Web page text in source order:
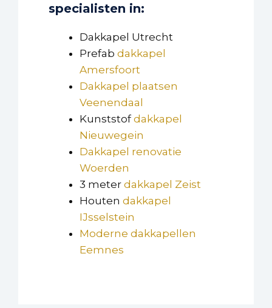
specialisten in:
Dakkapel Utrecht
Prefab dakkapel
Amersfoort
Dakkapel plaatsen
Veenendaal
Kunststofdakkapel
Nieuwegein
Dakkapel renovatie
Woerden
3 meter dakkapel Zeist
Houten dakkapel
IJsselstein
Moderne dakkapellen
Eemnes